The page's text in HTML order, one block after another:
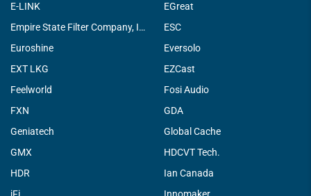
E-LINK
EGreat
Empire State Filter Company, INC.
ESC
Euroshine
Eversolo
EXT LKG
EZCast
Feelworld
Fosi Audio
FXN
GDA
Geniatech
Global Cache
GMX
HDCVT Tech.
HDR
Ian Canada